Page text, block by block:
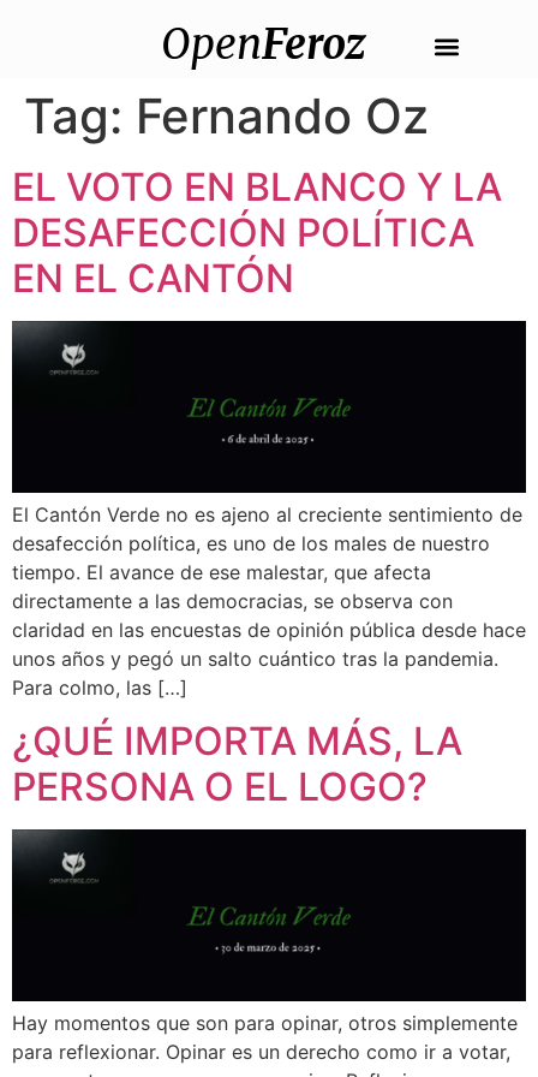
OpenFeroz
Tag: Fernando Oz
EL VOTO EN BLANCO Y LA
DESAFECCIÓN POLÍTICA
EN EL CANTÓN
El Cantón Verde no es ajeno al creciente sentimiento de
desafección política, es uno de los males de nuestro
tiempo. El avance de ese malestar, que afecta
directamente a las democracias, se observa con
claridad en las encuestas de opinión pública desde hace
unos años y pegó un salto cuántico tras la pandemia.
Para colmo, las […]
¿QUÉ IMPORTA MÁS, LA
PERSONA O EL LOGO?
Hay momentos que son para opinar, otros simplemente
para reflexionar. Opinar es un derecho como ir a votar,